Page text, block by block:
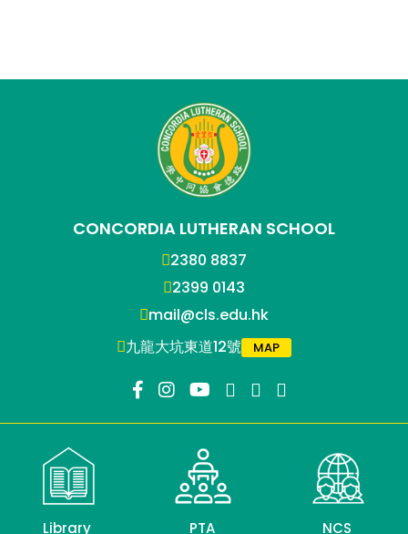
CONCORDIA LUTHERAN SCHOOL
2380 8837
2399 0143
mail@cls.edu.hk
九龍大坑東道12號
MAP
Library PTA NCS